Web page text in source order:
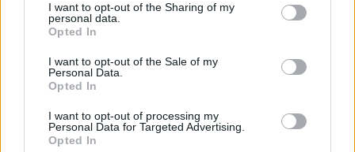
I want to opt-out of the Sharing of my
personal data.
Opted In
I want to opt-out of the Sale of my
Personal Data.
Opted In
I want to opt-out of processing my
Personal Data for Targeted Advertising.
Opted In
18η συνεχόμενη χρονιά για τον ΟΤΕ στη διεθνή σειρά δεικτών
FTSE4Good
Alpha Bank: Για πρώτη φορά το Αρχαίο Θέατρο Επιδαύρου άνοιξε τις
πύλες του σε όλους